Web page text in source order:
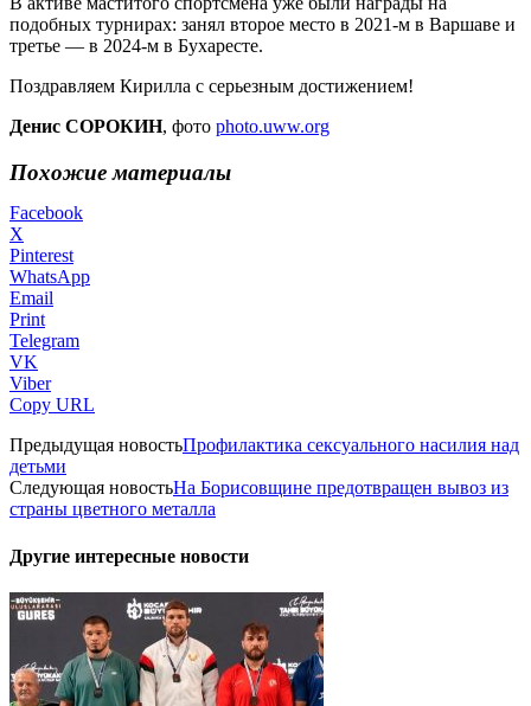
подобных турнирах: занял второе место в 2021-м в Варшаве и
третье — в 2024-м в Бухаресте.
Поздравляем Кирилла с серьезным достижением!
Денис СОРОКИН, фото photo.uww.org
Похожие материалы
Facebook
X
Pinterest
WhatsApp
Email
Print
Telegram
VK
Viber
Copy URL
Предыдущая новостьПрофилактика сексуального насилия над
детьми
Следующая новостьНа Борисовщине предотвращен вывоз из
страны цветного металла
Другие интересные новости